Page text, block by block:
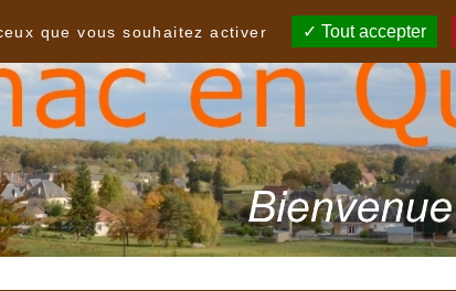
que vous souhaitez activer
Tout accepter